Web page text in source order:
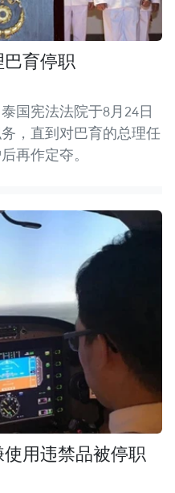
育停职
国宪法法院于8月24日
，直到对巴育的总理任
再作定夺。
用违禁品被停职